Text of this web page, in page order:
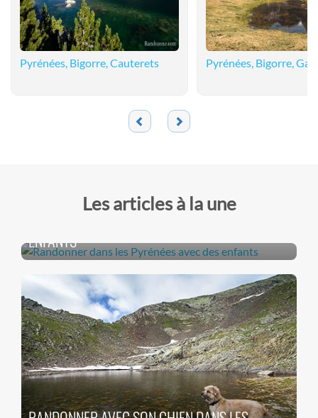
Pyrénées, Bigorre, Cauterets Pyrénées, Bigorre,
Les articles à la une
ENFANTS